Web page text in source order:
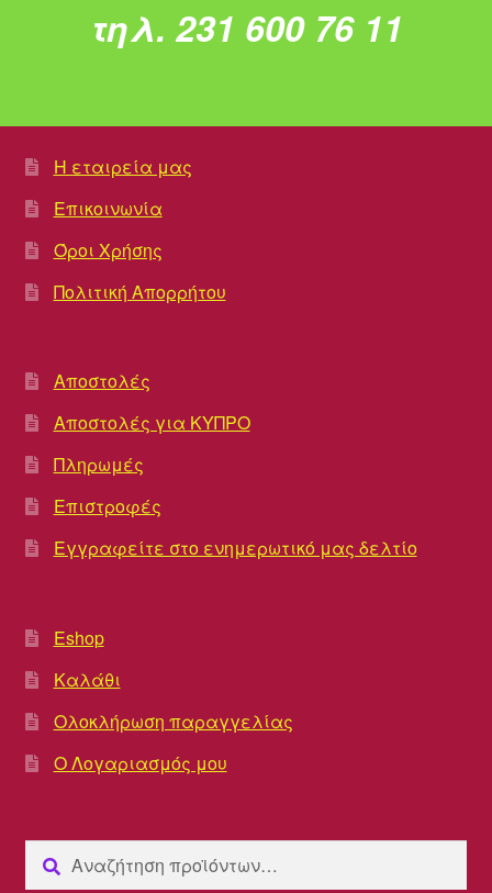
τηλ. 231 600 76 11
Η εταιρεία μας
Επικοινωνία
Όροι Χρήσης
Πολιτική Απορρήτου
Αποστολές
Αποστολές για ΚΥΠΡΟ
Πληρωμές
Επιστροφές
Εγγραφείτε στο ενημερωτικό μας δελτίο
Eshop
Καλάθι
Ολοκλήρωση παραγγελίας
Ο Λογαριασμός μου
Αναζήτηση
για:
Αναζήτηση